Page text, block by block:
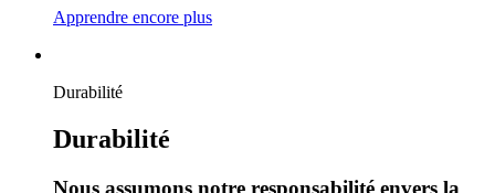
Apprendre encore plus
Durabilité
Durabilité
Nous assumons notre responsabilité envers la